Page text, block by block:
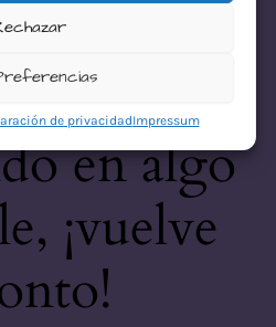
de privacidadImpressum
este
Estamos
en algo
¡vuelve